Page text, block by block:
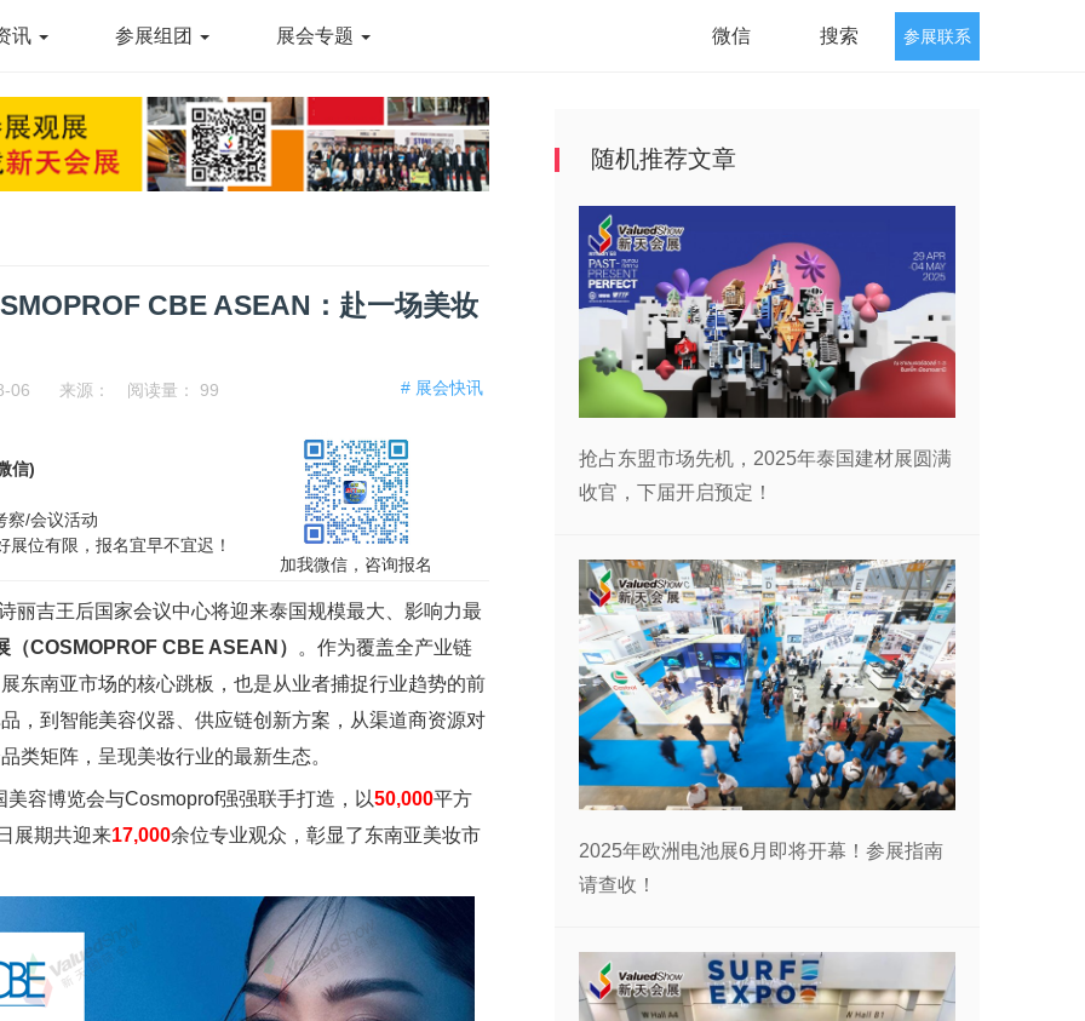
讯 参展组团 展会专题 微信 搜索 参展联系
CBE ASEAN：赴一场美妆
# 展会快讯
06 来源： 阅读量： 99
信)
察/会议活动
位有限，报名宜早不宜迟！
加我微信，咨询报名
吉王后国家会议中心将迎来泰国规模最大、影响力最
（COSMOPROF CBE ASEAN）
。作为覆盖全产业链
东南亚市场的核心跳板，也是从业者捕捉行业趋势的前
，到智能美容仪器、供应链创新方案，从渠道商资源对
类矩阵，呈现美妆行业的最新生态。
美容博览会与Cosmoprof强强联手打造，以50,000平方
展期共迎来17,000余位专业观众，彰显了东南亚美妆市
随机推荐文章
抢占东盟市场先机，2025年泰国建材展圆满
收官，下届开启预定！
2025年欧洲电池展6月即将开幕！参展指南
请查收！